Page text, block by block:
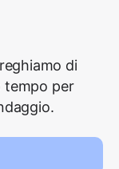
di
tempo per